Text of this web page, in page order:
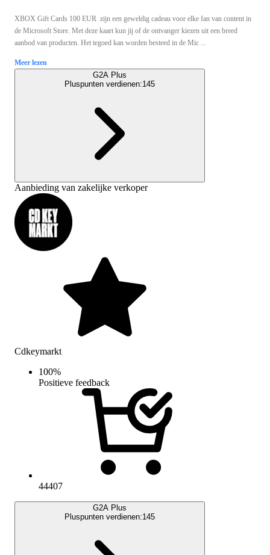
XBOX Gift Cards 100 EUR zijn een geweldig cadeau voor elke fan van content in
de Microsoft Store. Met deze kaart kun jij of de ontvanger kiezen uit een breed
aanbod van producten. Het tegoed kan worden besteed in de Mic ...
Meer lezen
G2A Plus
Pluspunten verdienen:145
Aanbieding van zakelijke verkoper
Cdkeymarkt
100%
Positieve feedback
44407
G2A Plus
Pluspunten verdienen:145